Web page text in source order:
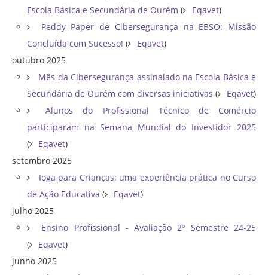
Escola Básica e Secundária de Ourém ( Eqavet)
Peddy Paper de Cibersegurança na EBSO: Missão
Concluída com Sucesso! ( Eqavet)
outubro 2025
Mês da Cibersegurança assinalado na Escola Básica e
Secundária de Ourém com diversas iniciativas ( Eqavet)
Alunos do Profissional Técnico de Comércio
participaram na Semana Mundial do Investidor 2025
(
Eqavet)
setembro 2025
Ioga para Crianças: uma experiência prática no Curso
de Ação Educativa ( Eqavet)
julho 2025
Ensino Profissional - Avaliação 2º Semestre 24-25
(
Eqavet)
junho 2025